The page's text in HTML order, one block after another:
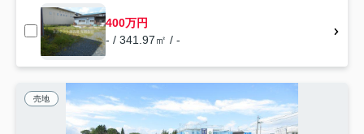
400万円
- / 341.97㎡ / -
売地